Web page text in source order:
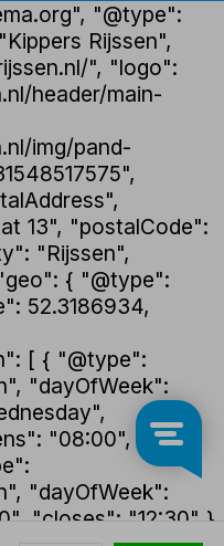
"@type":
Rijssen",
", "logo":
header/main-
img/pand-
13", "postalCode":
"Rijssen",
{ "@type":
52.3186934,
[ { "@type":
"dayOfWeek":
"08:00",
"dayOfWeek":
"closes": "12:30" }